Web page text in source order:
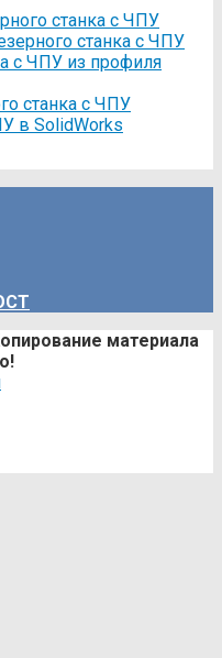
станка с ЧПУ
станка с ЧПУ
c ЧПУ из профиля
станка с ЧПУ
в SolidWorks
материала